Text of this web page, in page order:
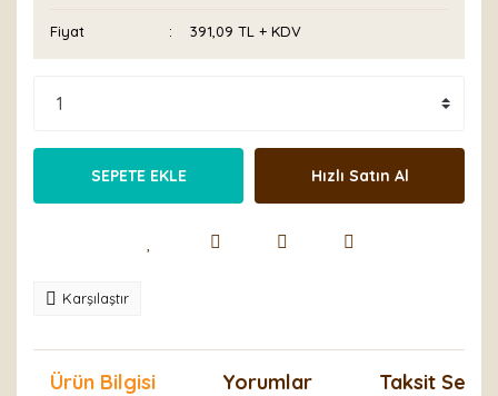
Fiyat 391,09 TL + KDV
SEPETE EKLE Hızlı Satın Al
Karşılaştır
Ürün Bilgisi Yorumlar Taksit